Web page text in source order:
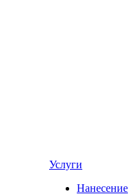
Услуги
Нанесение